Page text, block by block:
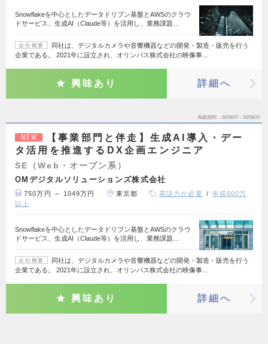
Snowflakeを中心としたデータドリブン基盤とAWSのクラウ
ドサービス、生成AI（Claude等）を活用し、業務課題…
会社概要
同社は、デジタルカメラや音響機器などの開発・製造・販売を行う
企業である。 2021年に設立され、オリンパス株式会社の映像事…
興味あり 詳細へ
掲載期間 26/08/07～26/08/20
NEW
【事業部門と伴走】生成AI導入・デー
タ活用を推進するDX企画エンジニア
SE（Web・オープン系）
OMデジタルソリューションズ株式会社
750万円 ～ 1049万円 東京都 英語力が必要
年収600万
以上
Snowflakeを中心としたデータドリブン基盤とAWSのクラウ
ドサービス、生成AI（Claude等）を活用し、業務課題…
会社概要
同社は、デジタルカメラや音響機器などの開発・製造・販売を行う
企業である。 2021年に設立され、オリンパス株式会社の映像事…
興味あり 詳細へ